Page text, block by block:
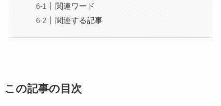
関連ワード
関連する記事
この記事の目次